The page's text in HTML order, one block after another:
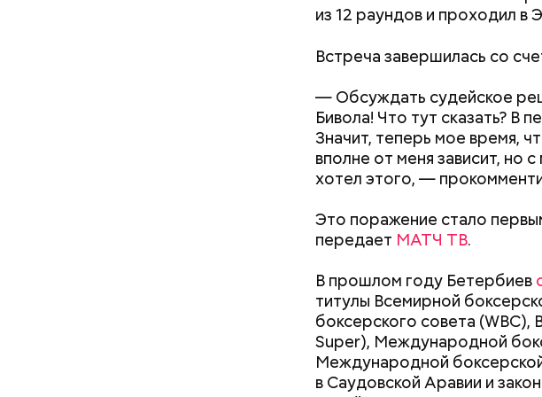
из 12 раундов и проходил в
Встреча завершилась со
— Обсуждать судейское
Бивола! Что тут сказать? В
Значит, теперь мое время,
вполне от меня зависит, но
хотел этого, —
Это поражение стало
передает МАТЧ ТВ.
В прошлом году Бетербиев
титулы Всемирной
боксерского совета
Super), Международной
Международной
в Саудовской Аравии и
На исходе войны семейство
после смен на заводе играл
призывного возраста,
разглядел талант тренер
пригласил резвого юношу
Как поменять
не получить